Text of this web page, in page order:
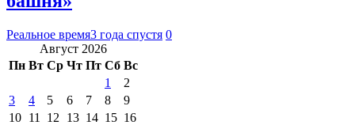
Реальное время3 года спустя 0
Август 2026
Пн Вт Ср Чт Пт Сб Вс
1
2
3
4 5 6 7 8
9
10 11 12 13 14 15 16